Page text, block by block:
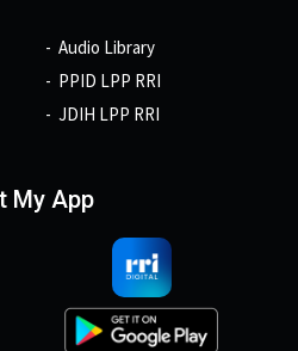
Audio Library
PPID LPP RRI
JDIH LPP RRI
My App